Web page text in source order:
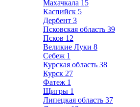
Махачкала 15
Каспийск 5
Дербент 3
Псковская область 39
Псков 12
Великие Луки 8
Себеж 1
Курская область 38
Курск 27
Фатеж 1
Щигры 1
Липецкая область 37